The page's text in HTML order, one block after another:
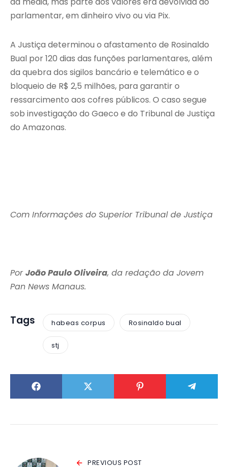
parlamentar, em dinheiro vivo ou via Pix.
A Justiça determinou o afastamento de Rosinaldo
Bual por 120 dias das funções parlamentares, além
da quebra dos sigilos bancário e telemático e o
bloqueio de R$ 2,5 milhões, para garantir o
ressarcimento aos cofres públicos. O caso segue
sob investigação do Gaeco e do Tribunal de Justiça
do Amazonas.
Com Informações do Superior Tribunal de Justiça
PorJoão Paulo Oliveira, da redação da Jovem
Pan News Manaus.
Tags habeas corpus Rosinaldo bual
stj
PREVIOUS POST